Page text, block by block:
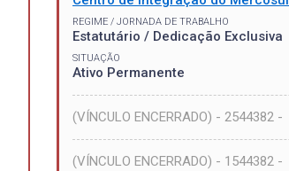
REGIME / JORNADA DE TRABALHO
Estatutário / Dedicação Exclusiva
SITUAÇÃO
Ativo Permanente
(VÍNCULO ENCERRADO) - 2544382 -
(VÍNCULO ENCERRADO) - 1544382 -